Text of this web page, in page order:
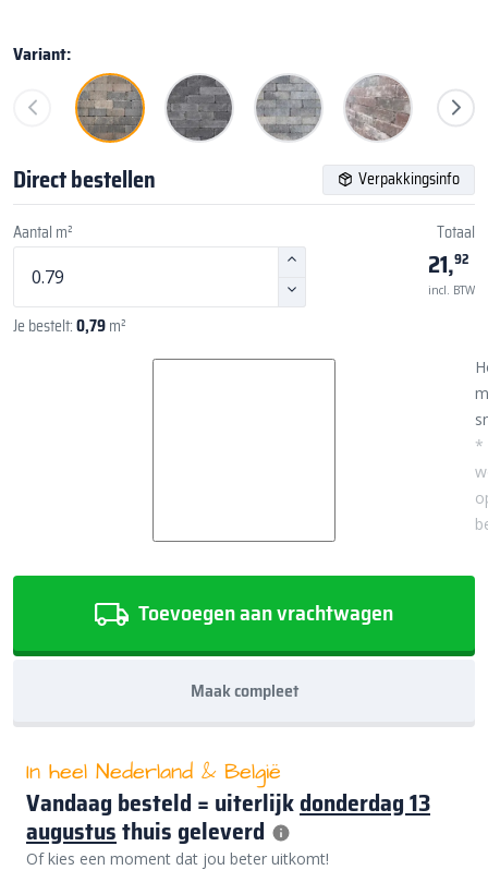
Variant:
Direct bestellen Verpakkingsinfo
Aantal m²
Je bestelt:0,79m²
Totaal
21,92
incl. BTW
*
Toevoegen aan vrachtwagen
Maak compleet
In heel Nederland & België
Vandaag besteld = uiterlijkdonderdag 13
augustusthuis geleverd
Of kies een moment dat jou beter uitkomt!